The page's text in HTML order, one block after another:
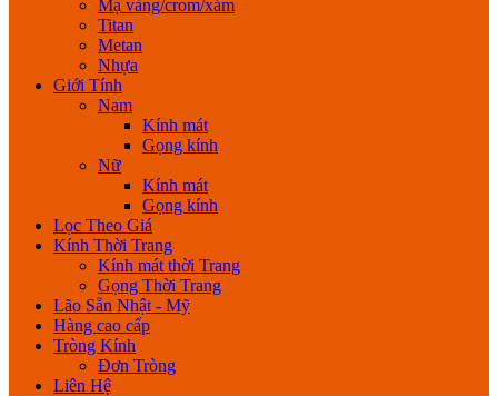
Mạ vàng/crom/xám
Titan
Metan
Nhựa
Giới Tính
Nam
Kính mát
Gọng kính
Nữ
Kính mát
Gọng kính
Lọc Theo Giá
Kính Thời Trang
Kính mát thời Trang
Gọng Thời Trang
Lão Sẵn Nhật - Mỹ
Hàng cao cấp
Tròng Kính
Đơn Tròng
Liên Hệ